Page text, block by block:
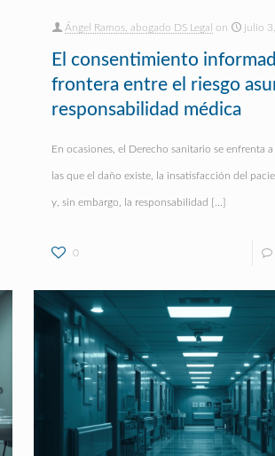
Ángel Ramos, abogado DS Legal on julio
El consentimiento
frontera entre el riesgo
responsabilidad médica
En ocasiones, el Derecho sanitario se enfrenta
las que el daño existe, la insatisfacción del
y, sin embargo, la responsabilidad […]
0